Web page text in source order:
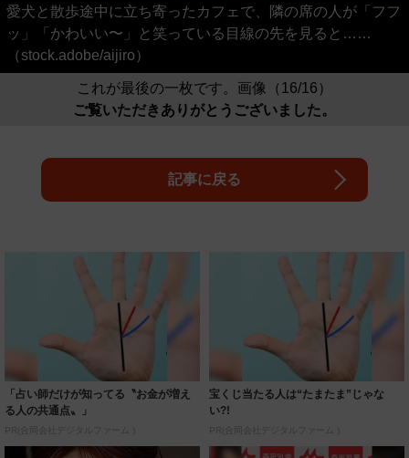
愛犬と散歩途中に立ち寄ったカフェで、隣の席の人が「フフ
ッ」「かわいい〜」と笑っている目線の先を見ると……
（stock.adobe/aijiro）
これが最後の一枚です。画像（16/16）
ご覧いただきありがとうございました。
記事に戻る
「占い師だけが知ってる〝お金が増え
る人の共通点〟」
PR(合同会社デジタルファーム )
宝くじ当たる人は“たまたま”じゃな
い?!
PR(合同会社デジタルファーム )